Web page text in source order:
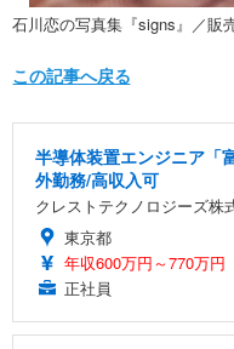
石川恋の写真集『signs』／
この記事へ戻る
半導体装置エンジニア「
外勤務/高収入可
クレストテクノロジーズ株
東京都
年収600万円～770万円
正社員